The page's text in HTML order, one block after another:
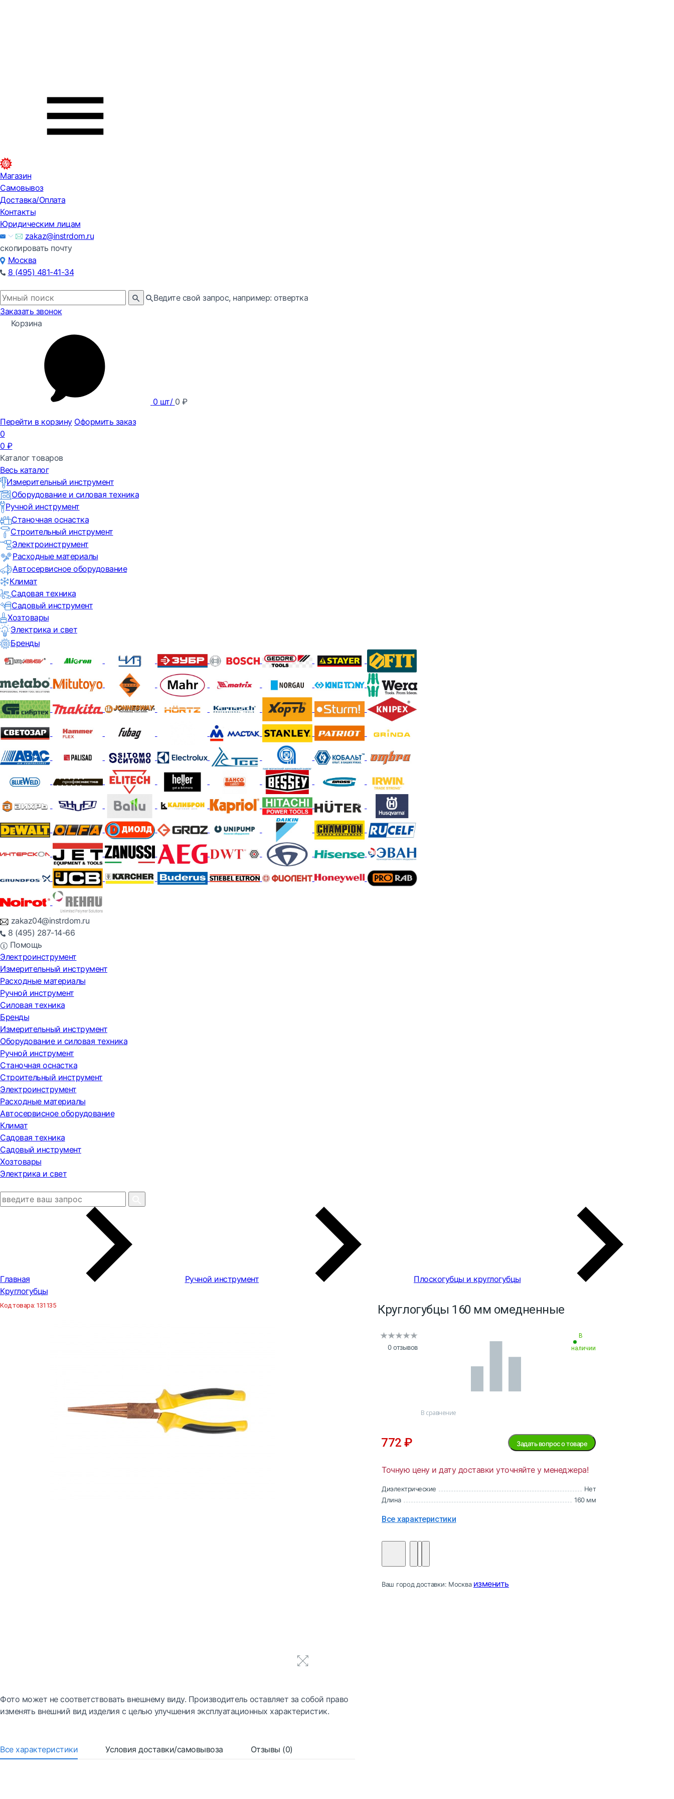
Магазин
Самовывоз
Доставка/Оплата
Контакты
Юридическим лицам
zakaz@instrdom.ru
скопировать почту
Москва
8 (495) 481-41-34
Ведите свой запрос, например: отвертка
Заказать звонок
Корзина
0 шт/ 0 ₽
Перейти в корзину Оформить заказ
0
0 ₽
Каталог товаров
Весь каталог
Измерительный инструмент
Оборудование и силовая техника
Ручной инструмент
Станочная оснастка
Строительный инструмент
Электроинструмент
Расходные материалы
Автосервисное оборудование
Климат
Садовая техника
Садовый инструмент
Хозтовары
Электрика и свет
Бренды
zakaz04@instrdom.ru
8 (495) 287-14-66
Помощь
Электроинструмент
Измерительный инструмент
Расходные материалы
Ручной инструмент
Силовая техника
Бренды
Измерительный инструмент
Оборудование и силовая техника
Ручной инструмент
Станочная оснастка
Строительный инструмент
Электроинструмент
Расходные материалы
Автосервисное оборудование
Климат
Садовая техника
Садовый инструмент
Хозтовары
Электрика и свет
Главная Ручной инструмент
Плоскогубцы и круглогубцы
Круглогубцы
Код товара: 131135
Фото может не соответствовать внешнему виду. Производитель оставляет за собой право
изменять внешний вид изделия с целью улучшения эксплуатационных характеристик.
Все характеристики Условия доставки/самовывоза Отзывы (0)
Круглогубцы 160 мм омедненные
0 отзывов
В сравнение
В
наличии
772 ₽ Задать вопрос о товаре
Точную цену и дату доставки уточняйте у менеджера!
Диэлектрические
Нет
Длина
160 мм
Все характеристики
Ваш город доставки: Москва изменить